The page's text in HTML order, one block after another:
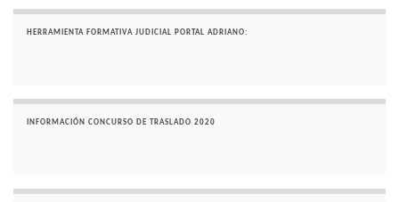
HERRAMIENTA FORMATIVA JUDICIAL PORTAL ADRIANO:
INFORMACIÓN CONCURSO DE TRASLADO 2020